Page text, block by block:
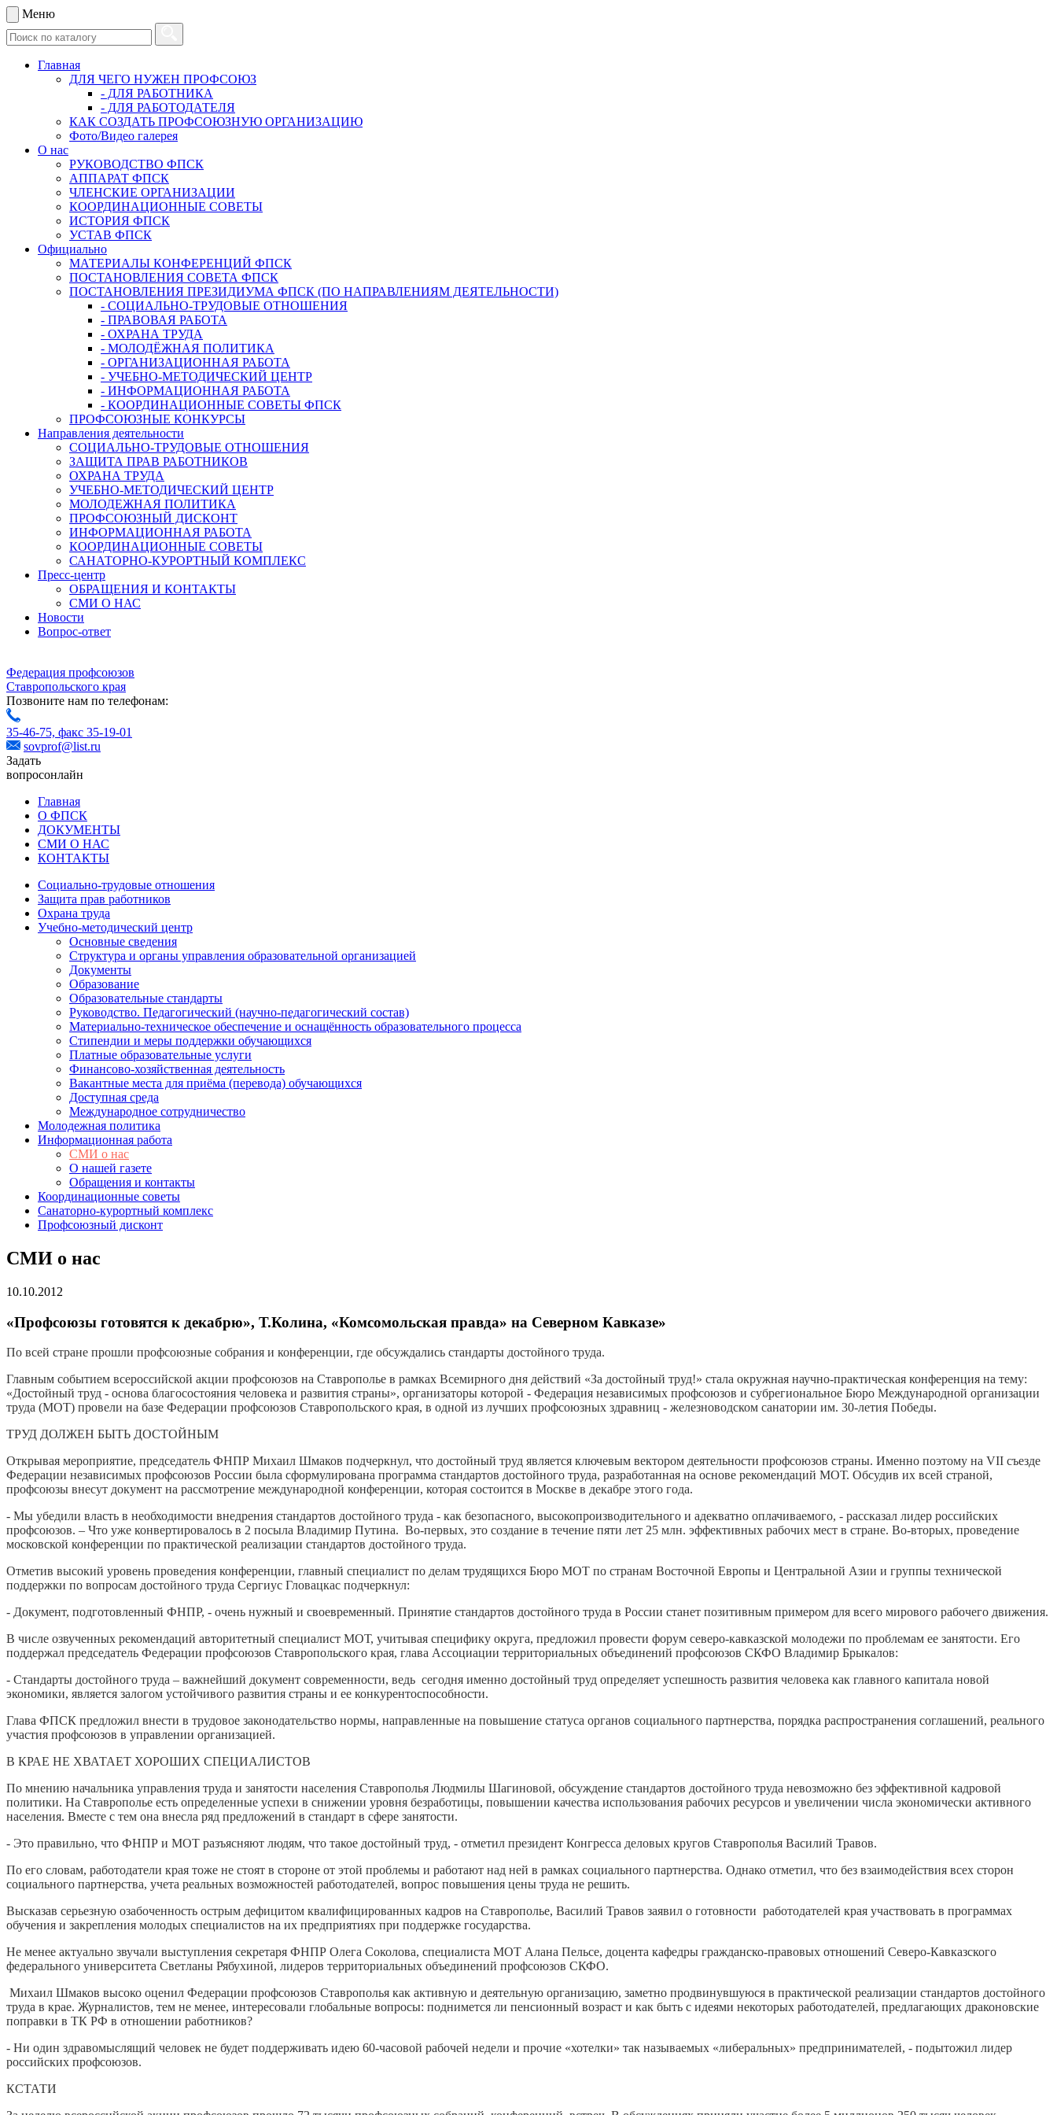
Меню
Главная
ДЛЯ ЧЕГО НУЖЕН ПРОФСОЮЗ
- ДЛЯ РАБОТНИКА
- ДЛЯ РАБОТОДАТЕЛЯ
КАК СОЗДАТЬ ПРОФСОЮЗНУЮ ОРГАНИЗАЦИЮ
Фото/Видео галерея
О нас
РУКОВОДСТВО ФПСК
АППАРАТ ФПСК
ЧЛЕНСКИЕ ОРГАНИЗАЦИИ
КООРДИНАЦИОННЫЕ СОВЕТЫ
ИСТОРИЯ ФПСК
УСТАВ ФПСК
Официально
МАТЕРИАЛЫ КОНФЕРЕНЦИЙ ФПСК
ПОСТАНОВЛЕНИЯ СОВЕТА ФПСК
ПОСТАНОВЛЕНИЯ ПРЕЗИДИУМА ФПСК (ПО НАПРАВЛЕНИЯМ ДЕЯТЕЛЬНОСТИ)
- СОЦИАЛЬНО-ТРУДОВЫЕ ОТНОШЕНИЯ
- ПРАВОВАЯ РАБОТА
- ОХРАНА ТРУДА
- МОЛОДЁЖНАЯ ПОЛИТИКА
- ОРГАНИЗАЦИОННАЯ РАБОТА
- УЧЕБНО-МЕТОДИЧЕСКИЙ ЦЕНТР
- ИНФОРМАЦИОННАЯ РАБОТА
- КООРДИНАЦИОННЫЕ СОВЕТЫ ФПСК
ПРОФСОЮЗНЫЕ КОНКУРСЫ
Направления деятельности
СОЦИАЛЬНО-ТРУДОВЫЕ ОТНОШЕНИЯ
ЗАЩИТА ПРАВ РАБОТНИКОВ
ОХРАНА ТРУДА
УЧЕБНО-МЕТОДИЧЕСКИЙ ЦЕНТР
МОЛОДЕЖНАЯ ПОЛИТИКА
ПРОФСОЮЗНЫЙ ДИСКОНТ
ИНФОРМАЦИОННАЯ РАБОТА
КООРДИНАЦИОННЫЕ СОВЕТЫ
САНАТОРНО-КУРОРТНЫЙ КОМПЛЕКС
Пресс-центр
ОБРАЩЕНИЯ И КОНТАКТЫ
СМИ О НАС
Новости
Вопрос-ответ
Федерация профсоюзов
Ставропольского края
Позвоните нам по телефонам:
35-46-75, факс 35-19-01
sovprof@list.ru
Задать
вопросонлайн
Главная
О ФПСК
ДОКУМЕНТЫ
СМИ О НАС
КОНТАКТЫ
Социально-трудовые отношения
Защита прав работников
Охрана труда
Учебно-методический центр
Основные сведения
Структура и органы управления образовательной организацией
Документы
Образование
Образовательные стандарты
Руководство. Педагогический (научно-педагогический состав)
Материально-техническое обеспечение и оснащённость образовательного процесса
Стипендии и меры поддержки обучающихся
Платные образовательные услуги
Финансово-хозяйственная деятельность
Вакантные места для приёма (перевода) обучающихся
Доступная среда
Международное сотрудничество
Молодежная политика
Информационная работа
СМИ о нас
О нашей газете
Обращения и контакты
Координационные советы
Санаторно-курортный комплекс
Профсоюзный дисконт
СМИ о нас
10.10.2012
«Профсоюзы готовятся к декабрю», Т.Колина, «Комсомольская правда» на Северном Кавказе»
По всей стране прошли профсоюзные собрания и конференции, где обсуждались стандарты достойного труда.
Главным событием всероссийской акции профсоюзов на Ставрополье в рамках Всемирного дня действий «За достойный труд!» стала окружная научно-практическая конференция на тему:
«Достойный труд - основа благосостояния человека и развития страны», организаторы которой - Федерация независимых профсоюзов и субрегиональное Бюро Международной организации
труда (МОТ) провели на базе Федерации профсоюзов Ставропольского края, в одной из лучших профсоюзных здравниц - железноводском санатории им. 30-летия Победы.
ТРУД ДОЛЖЕН БЫТЬ ДОСТОЙНЫМ
Открывая мероприятие, председатель ФНПР Михаил Шмаков подчеркнул, что достойный труд является ключевым вектором деятельности профсоюзов страны. Именно поэтому на VII съезде
Федерации независимых профсоюзов России была сформулирована программа стандартов достойного труда, разработанная на основе рекомендаций МОТ. Обсудив их всей страной,
профсоюзы внесут документ на рассмотрение международной конференции, которая состоится в Москве в декабре этого года.
- Мы убедили власть в необходимости внедрения стандартов достойного труда - как безопасного, высокопроизводительного и адекватно оплачиваемого, - рассказал лидер российских
профсоюзов. – Что уже конвертировалось в 2 посыла Владимир Путина. Во-первых, это создание в течение пяти лет 25 млн. эффективных рабочих мест в стране. Во-вторых, проведение
московской конференции по практической реализации стандартов достойного труда.
Отметив высокий уровень проведения конференции, главный специалист по делам трудящихся Бюро МОТ по странам Восточной Европы и Центральной Азии и группы технической
поддержки по вопросам достойного труда Сергиус Гловацкас подчеркнул:
- Документ, подготовленный ФНПР, - очень нужный и своевременный. Принятие стандартов достойного труда в России станет позитивным примером для всего мирового рабочего движения.
В числе озвученных рекомендаций авторитетный специалист МОТ, учитывая специфику округа, предложил провести форум северо-кавказской молодежи по проблемам ее занятости. Его
поддержал председатель Федерации профсоюзов Ставропольского края, глава Ассоциации территориальных объединений профсоюзов СКФО Владимир Брыкалов:
- Стандарты достойного труда – важнейший документ современности, ведь сегодня именно достойный труд определяет успешность развития человека как главного капитала новой
экономики, является залогом устойчивого развития страны и ее конкурентоспособности.
Глава ФПСК предложил внести в трудовое законодательство нормы, направленные на повышение статуса органов социального партнерства, порядка распространения соглашений, реального
участия профсоюзов в управлении организацией.
В КРАЕ НЕ ХВАТАЕТ ХОРОШИХ СПЕЦИАЛИСТОВ
По мнению начальника управления труда и занятости населения Ставрополья Людмилы Шагиновой, обсуждение стандартов достойного труда невозможно без эффективной кадровой
политики. На Ставрополье есть определенные успехи в снижении уровня безработицы, повышении качества использования рабочих ресурсов и увеличении числа экономически активного
населения. Вместе с тем она внесла ряд предложений в стандарт в сфере занятости.
- Это правильно, что ФНПР и МОТ разъясняют людям, что такое достойный труд, - отметил президент Конгресса деловых кругов Ставрополья Василий Травов.
По его словам, работодатели края тоже не стоят в стороне от этой проблемы и работают над ней в рамках социального партнерства. Однако отметил, что без взаимодействия всех сторон
социального партнерства, учета реальных возможностей работодателей, вопрос повышения цены труда не решить.
Высказав серьезную озабоченность острым дефицитом квалифицированных кадров на Ставрополье, Василий Травов заявил о готовности работодателей края участвовать в программах
обучения и закрепления молодых специалистов на их предприятиях при поддержке государства.
Не менее актуально звучали выступления секретаря ФНПР Олега Соколова, специалиста МОТ Алана Пельсе, доцента кафедры гражданско-правовых отношений Северо-Кавказского
федерального университета Светланы Рябухиной, лидеров территориальных объединений профсоюзов СКФО.
Михаил Шмаков высоко оценил Федерации профсоюзов Ставрополья как активную и деятельную организацию, заметно продвинувшуюся в практической реализации стандартов достойного
труда в крае. Журналистов, тем не менее, интересовали глобальные вопросы: поднимется ли пенсионный возраст и как быть с идеями некоторых работодателей, предлагающих драконовские
поправки в ТК РФ в отношении работников?
- Ни один здравомыслящий человек не будет поддерживать идею 60-часовой рабочей недели и прочие «хотелки» так называемых «либеральных» предпринимателей, - подытожил лидер
российских профсоюзов.
КСТАТИ